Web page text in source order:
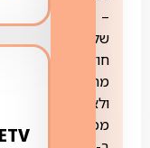
–
שלושה
חודשים
מתנה
ולאחר
מכן